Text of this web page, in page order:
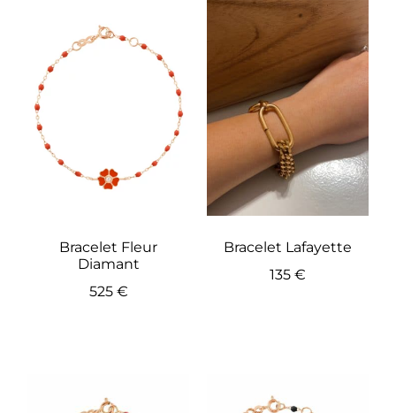
Bracelet Fleur
Diamant
525 €
Bracelet Lafayette
135 €